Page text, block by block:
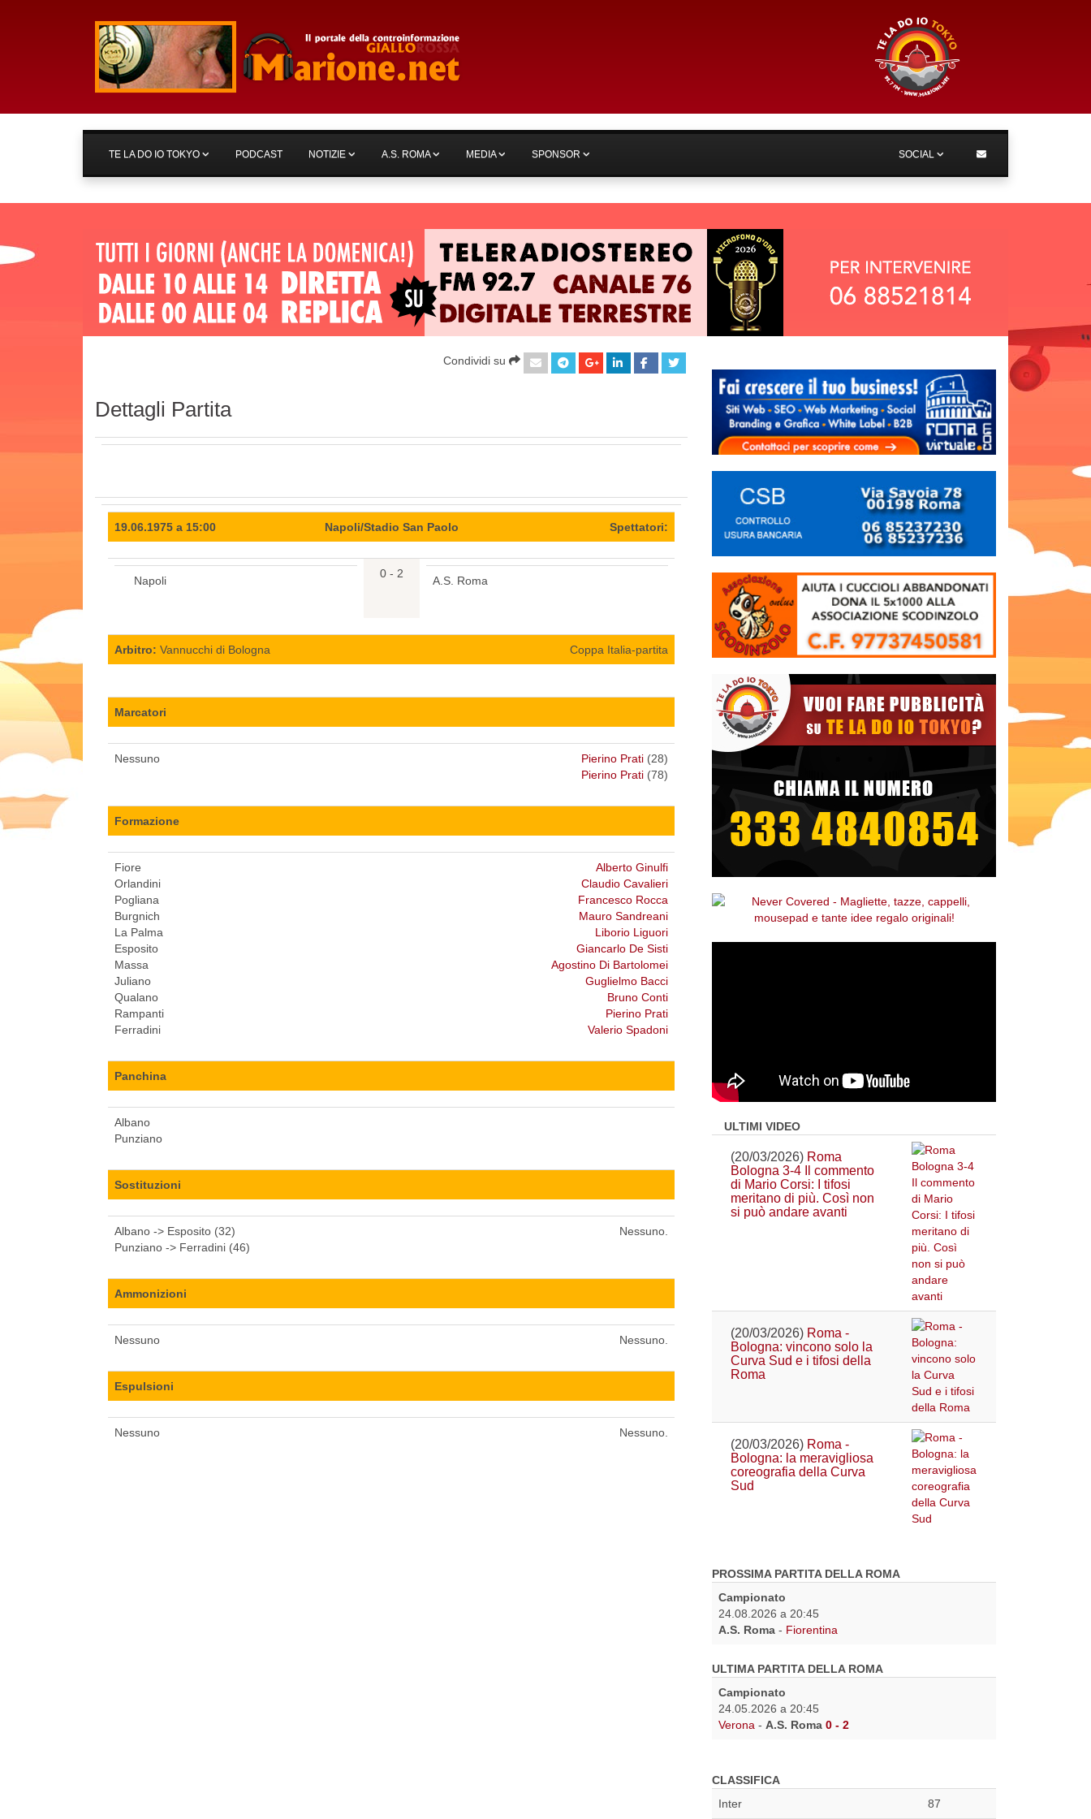
TE LA DO IO TOKYO PODCAST NOTIZIE A.S. ROMA MEDIA SPONSOR SOCIAL
Condividi su
Dettagli Partita
19.06.1975 a 15:00 Napoli/Stadio San Paolo Spettatori:
Napoli
0 - 2
A.S. Roma
Arbitro: Vannucchi di Bologna Coppa Italia-partita
Marcatori
Nessuno Pierino Prati (28)
Pierino Prati (78)
Formazione
Fiore
Orlandini
Pogliana
Burgnich
La Palma
Esposito
Massa
Juliano
Qualano
Rampanti
Ferradini
Alberto Ginulfi
Claudio Cavalieri
Francesco Rocca
Mauro Sandreani
Liborio Liguori
Giancarlo De Sisti
Agostino Di Bartolomei
Guglielmo Bacci
Bruno Conti
Pierino Prati
Valerio Spadoni
Panchina
Albano
Punziano
Sostituzioni
Albano -> Esposito (32)
Punziano -> Ferradini (46)
Nessuno.
Ammonizioni
Nessuno Nessuno.
Espulsioni
Nessuno Nessuno.
ULTIMI VIDEO
(20/03/2026) Roma
Bologna 3-4 Il commento
di Mario Corsi: I tifosi
meritano di più. Così non
si può andare avanti
(20/03/2026) Roma -
Bologna: vincono solo la
Curva Sud e i tifosi della
Roma
(20/03/2026) Roma -
Bologna: la meravigliosa
coreografia della Curva
Sud
PROSSIMA PARTITA DELLA ROMA
Campionato
24.08.2026 a 20:45
A.S. Roma - Fiorentina
ULTIMA PARTITA DELLA ROMA
Campionato
24.05.2026 a 20:45
Verona - A.S. Roma 0 - 2
CLASSIFICA
Inter
87